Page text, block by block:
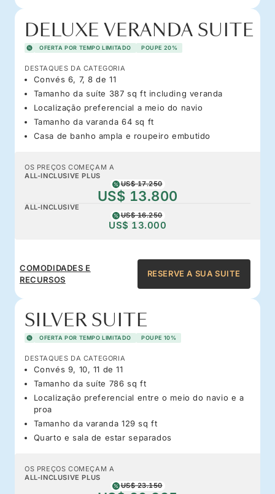
DELUXE VERANDA SUITE
OFERTA POR TEMPO LIMITADO POUPE 20%
DESTAQUES DA CATEGORIA
Convés 6, 7, 8 de 11
Tamanho da suíte 387 sq ft including veranda
Localização preferencial a meio do navio
Tamanho da varanda 64 sq ft
Casa de banho ampla e roupeiro embutido
OS PREÇOS COMEÇAM A
ALL-INCLUSIVE PLUS
US$ 17.250
US$ 13.800
ALL-INCLUSIVE
US$ 16.250
US$ 13.000
COMODIDADES E
RECURSOS
RESERVE A SUA SUITE
SILVER SUITE
OFERTA POR TEMPO LIMITADO POUPE 10%
DESTAQUES DA CATEGORIA
Convés 9, 10, 11 de 11
Tamanho da suíte 786 sq ft
Localização preferencial entre o meio do navio e a
proa
Tamanho da varanda 129 sq ft
Quarto e sala de estar separados
OS PREÇOS COMEÇAM A
ALL-INCLUSIVE PLUS
US$ 23.150